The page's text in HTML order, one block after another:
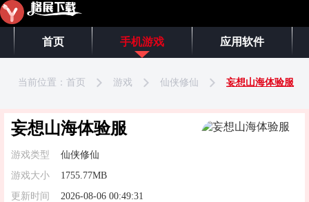
首页 手机游戏 应用软件
当前位置： 首页 游戏 仙侠修仙 妄想山海体验服
妄想山海体验服
游戏类型
仙侠修仙
游戏大小
1755.77MB
更新时间
2026-08-06 00:49:31